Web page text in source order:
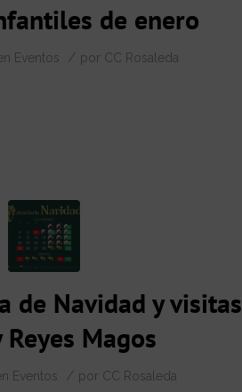
de enero
Eventos / por CC Rosaleda
de Navidad y
Magos
Eventos / por CC Rosaleda